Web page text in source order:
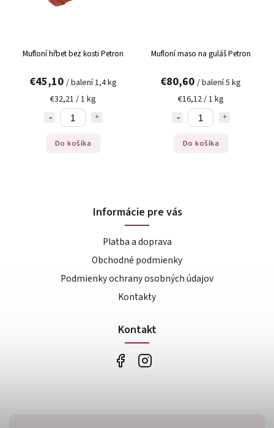
Mufloní hřbet bez kosti Petron
€45,10 / balení 1,4 kg
€32,21 / 1 kg
Do košíka
Mufloní maso na guláš Petron
€80,60 / balení 5 kg
€16,12 / 1 kg
Do košíka
Informácie pre vás
Platba a doprava
Obchodné podmienky
Podmienky ochrany osobných údajov
Kontakty
Kontakt